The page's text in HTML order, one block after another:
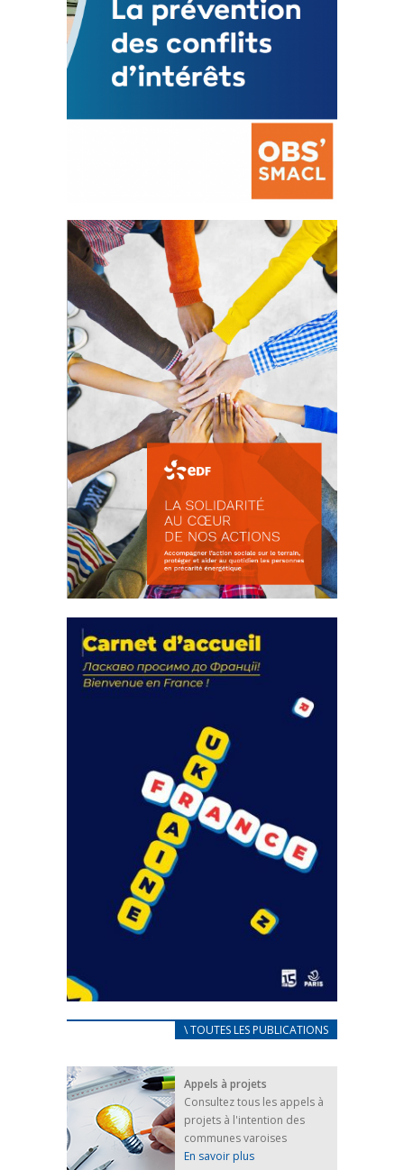
La prévention des conflits
d’intérêts
18 septembre 2023
FEUILLETER
actions
18 septembre 2023
FEUILLETER
CARNET D’ACCUEIL
25 avril 2022
Afin d’accompagner au mieux les réfugiés
ukrainiens arrivés en France,...
FEUILLETER
\ TOUTES LES PUBLICATIONS
Appels à projets
Consultez tous les appels à
projets à l'intention des
communes varoises
En savoir plus